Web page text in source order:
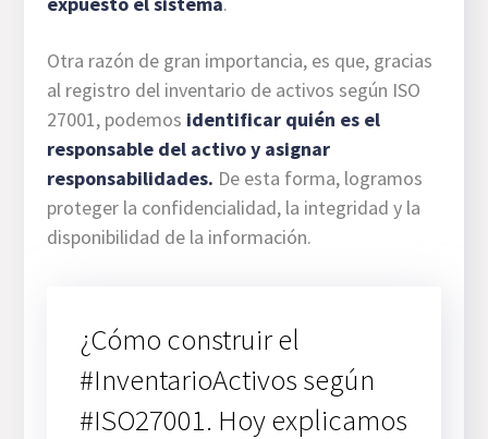
Otra razón de gran importancia, es que, gracias
al registro del inventario de activos según ISO
27001, podemos identificar quién es el
responsable del activo y asignar
responsabilidades. De esta forma, logramos
proteger la confidencialidad, la integridad y la
disponibilidad de la información.
¿Cómo construir el
#InventarioActivos según
#ISO27001. Hoy explicamos